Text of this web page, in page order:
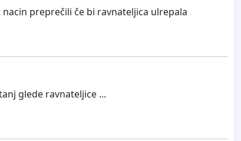
preprečili če bi ravnateljica ulrepala
glede ravnateljice ...